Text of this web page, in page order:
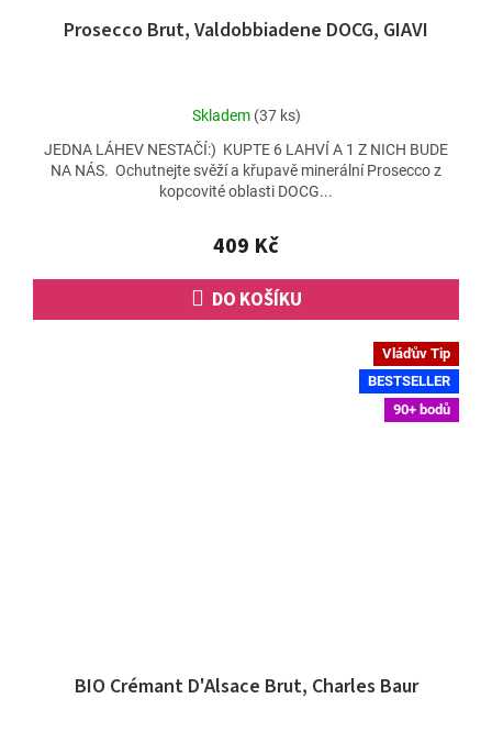
Prosecco Brut, Valdobbiadene DOCG, GIAVI
Průměrné
produktu
je
5,0
5
hvězdiček.
Skladem (37 ks)
409 Kč
DO KOŠÍKU
JEDNA LÁHEV NESTAČÍ:) KUPTE 6 LAHVÍ A 1 Z NICH BUDE
NA NÁS. Ochutnejte svěží a křupavě minerální Prosecco z
kopcovité oblasti DOCG...
Vláďův Tip
BESTSELLER
90+ bodů
BIO Crémant D'Alsace Brut, Charles Baur